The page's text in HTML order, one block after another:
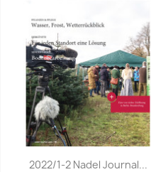
Vorschau
2022/1-2 Nadel Journal...